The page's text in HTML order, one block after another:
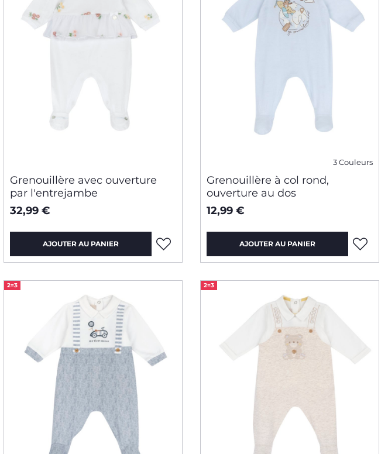
Grenouillère avec ouverture
par l'entrejambe
32,99 €
AJOUTER AU PANIER
3 Couleurs
Grenouillère à col rond,
ouverture au dos
12,99 €
AJOUTER AU PANIER
2=3 2=3